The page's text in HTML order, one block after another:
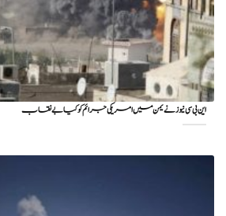
این بی سی نیوز نے یمن میں امریکی جرائم کو کیا بے نقاب